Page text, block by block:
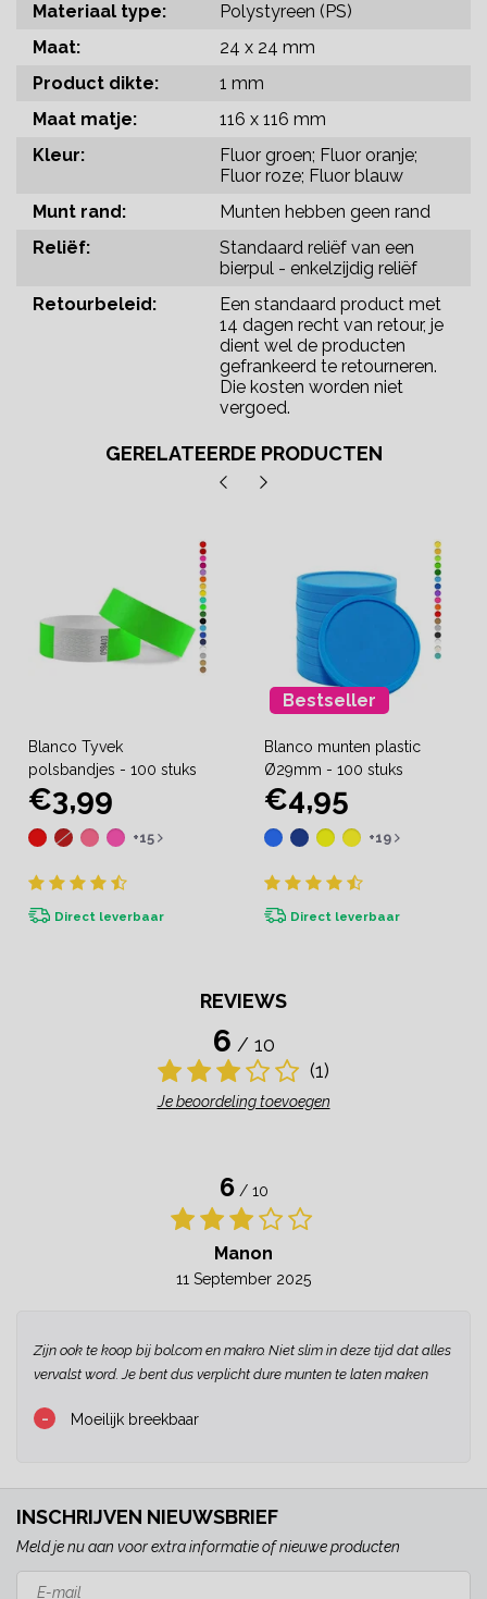
Materiaal type:
Polystyreen (PS)
Maat:
24 x 24 mm
Product dikte:
1 mm
Maat matje:
116 x 116 mm
Kleur:
Fluor groen; Fluor oranje;
Fluor roze; Fluor blauw
Munt rand:
Munten hebben geen rand
Reliëf:
Standaard reliëf van een
bierpul - enkelzijdig reliëf
Retourbeleid:
Een standaard product met
14 dagen recht van retour, je
dient wel de producten
gefrankeerd te retourneren.
Die kosten worden niet
vergoed.
GERELATEERDE PRODUCTEN
Blanco Tyvek
polsbandjes - 100 stuks
€3,99
+15
Direct leverbaar
Bestseller
Blanco munten plastic
Ø29mm - 100 stuks
€4,95
+19
Direct leverbaar
REVIEWS
6 / 10
(1)
Je beoordeling toevoegen
6 / 10
Manon
11 September 2025
Zijn ook te koop bij bol.com en makro. Niet slim in deze tijd dat alles
vervalst word. Je bent dus verplicht dure munten te laten maken
- Moeilijk breekbaar
INSCHRIJVEN NIEUWSBRIEF
Meld je nu aan voor extra informatie of nieuwe producten